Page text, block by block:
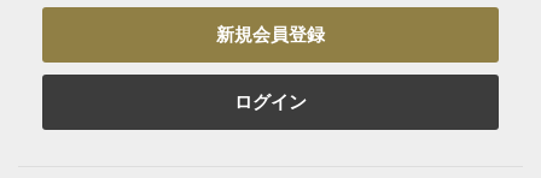
新規会員登録
ログイン